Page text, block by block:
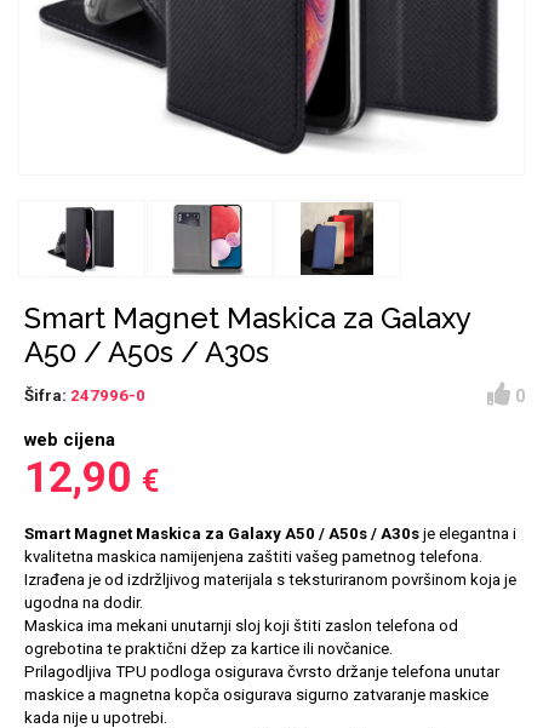
Smart Magnet Maskica za Galaxy
A50 / A50s / A30s
Šifra: 247996-0
0
web cijena
12,90 €
Smart Magnet Maskica za Galaxy A50 / A50s / A30s je elegantna i
kvalitetna maskica namijenjena zaštiti vašeg pametnog telefona.
Izrađena je od izdržljivog materijala s teksturiranom površinom koja je
ugodna na dodir.
Maskica ima mekani unutarnji sloj koji štiti zaslon telefona od
ogrebotina te praktični džep za kartice ili novčanice.
Prilagodljiva TPU podloga osigurava čvrsto držanje telefona unutar
maskice a magnetna kopča osigurava sigurno zatvaranje maskice
kada nije u upotrebi.
Babe Šaljivi motivi
Croatos
Najprodavanije -
Gym
Sleng Feel Good
Huawei Samsung
Xiaomi Punjači za mobitel
Spigen maskice
Univerzalne futrole i
maskice
Preklopne maskice
Sony
Držači za romobil Držači za ruku
Ostali držači
USB kablovi HDMI kabel
AUX kablovi Adapteri za mobitel
FM Transmitteri HI-FI linije